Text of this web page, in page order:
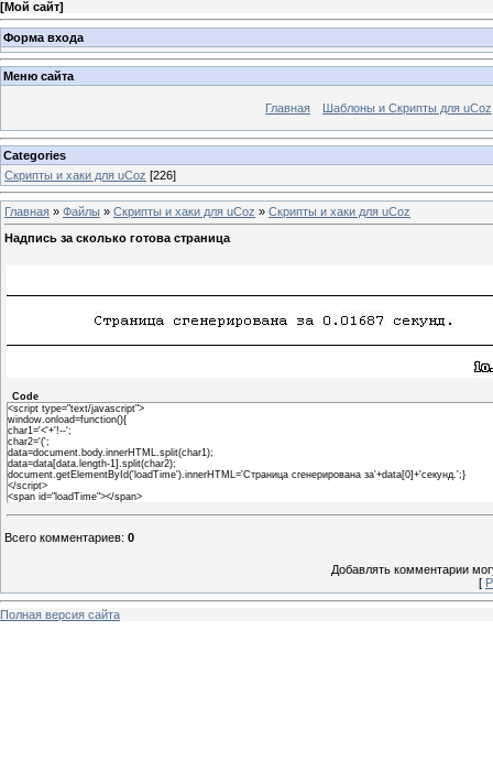
[Мой сайт]
Форма входа
Меню сайта
Главная Шаблоны и Скрипты для uCoz
Categories
Скрипты и хаки для uCoz [226]
Главная » Файлы » Скрипты и хаки для uCoz » Скрипты и хаки для uCoz
Надпись за сколько готова страница
Code
<script type="text/javascript">
window.onload=function(){
char1='<'+'!--';
char2='(';
data=document.body.innerHTML.split(char1);
data=data[data.length-1].split(char2);
document.getElementById('loadTime').innerHTML='Страница сгенерирована за'+data[0]+'секунд.';}
</script>
<span id="loadTime"></span>
Всего комментариев: 0
Добавлять комментарии
[
Полная версия сайта